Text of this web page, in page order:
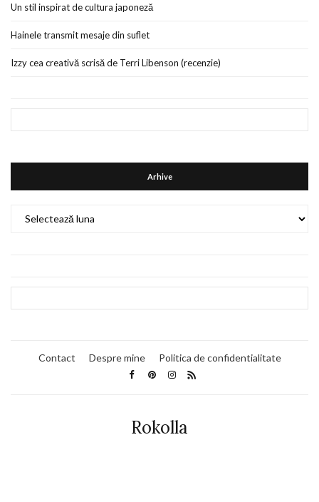
Un stil inspirat de cultura japoneză
Hainele transmit mesaje din suflet
Izzy cea creativă scrisă de Terri Libenson (recenzie)
Arhive
Contact Despre mine Politica de confidentialitate
Rokolla